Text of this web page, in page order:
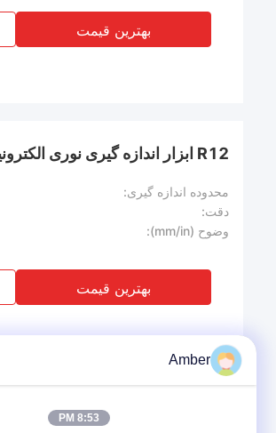
بهترین قیمت
R12 ابزار اندازه گیری نوری الکترونیکی شعاع سنج دیجیتال
محدوده اندازه گیری:
دقت:
وضوح (mm/in):
بهترین قیمت
Amber
8:53 PM